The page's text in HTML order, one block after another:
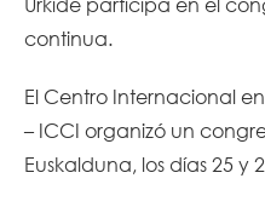
continua.
El Centro Internacional
– ICCI organizó un
Euskalduna, los días 25 y